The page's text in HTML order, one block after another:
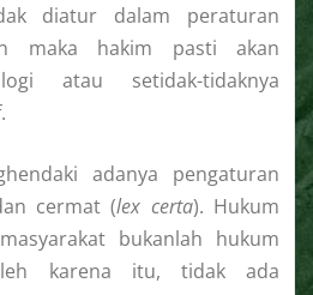
diatur dalam peraturan
maka hakim pasti akan
atau setidak-tidaknya
adanya pengaturan
cermat (lex certa). Hukum
bukanlah hukum
karena itu, tidak ada